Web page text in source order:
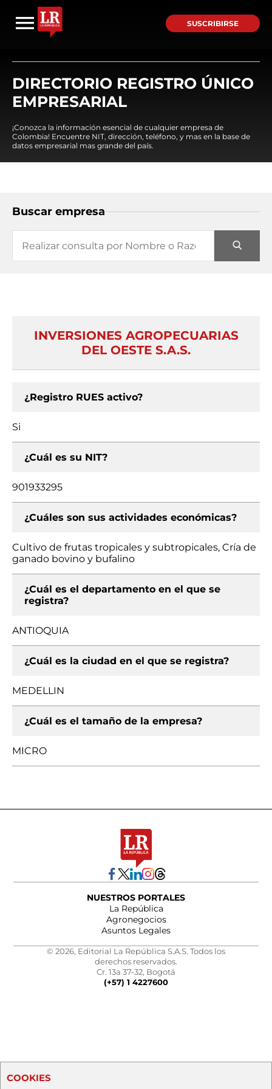
SUSCRIBIRSE
DIRECTORIO REGISTRO ÚNICO
EMPRESARIAL
¡Conozca la información esencial de cualquier empresa de
Colombia! Encuentre NIT, dirección, teléfono, y mas en la base de
datos empresarial mas grande del país.
Buscar empresa
INVERSIONES AGROPECUARIAS
DEL OESTE S.A.S.
¿Registro RUES activo?
Si
¿Cuál es su NIT?
901933295
¿Cuáles son sus actividades económicas?
Cultivo de frutas tropicales y subtropicales, Cría de
ganado bovino y bufalino
¿Cuál es el departamento en el que se
registra?
ANTIOQUIA
¿Cuál es la ciudad en el que se registra?
MEDELLIN
¿Cuál es el tamaño de la empresa?
MICRO
NUESTROS PORTALES
La República
Agronegocios
Asuntos Legales
© 2026, Editorial La República S.A.S. Todos los
derechos reservados.
Cr. 13a 37-32, Bogotá
(+57) 1 4227600
COOKIES